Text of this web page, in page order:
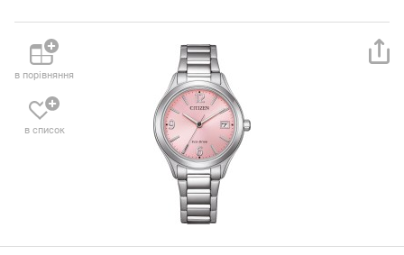
в порівняння
в список